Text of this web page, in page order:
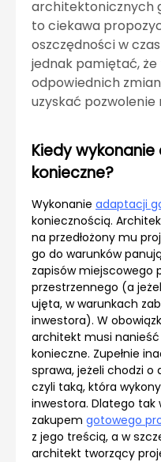
architektonicznych
to ciekawa
oszczędności w
jednak pamiętać,
odpowiednich
uzyskać pozwolenie
Kiedy
konieczne?
Wykonanie adaptacji
koniecznością.
na przedłożony mu
go do warunków
zapisów miejscowego
przestrzennego (a
ujęta, w warunkach
inwestora). W
architekt musi nanieść
konieczne. Zupełnie
sprawa, jeżeli chodzi o
czyli taką, która
inwestora. Dlatego tak
zakupem gotowego
z jego treścią, a w
architekt tworzący